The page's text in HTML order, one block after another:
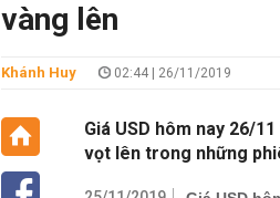
vàng lên
Khánh Huy 02:44 | 26/11/2019
Giá USD hôm nay 26/
vọt lên trong những